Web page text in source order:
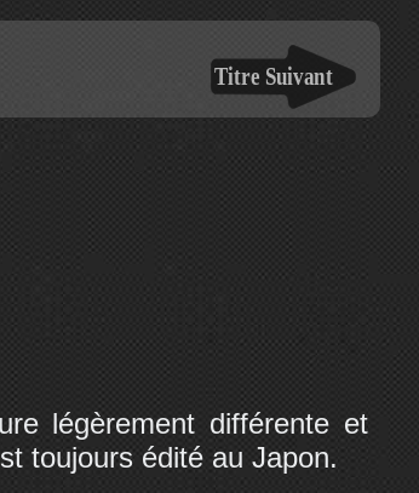
légèrement différente et
toujours édité au Japon.